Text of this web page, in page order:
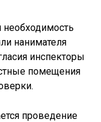
необходимость
нанимателя
инспекторы
помещения
проведение